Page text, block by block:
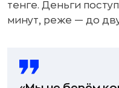
тенге. Деньги
минут, реже — до